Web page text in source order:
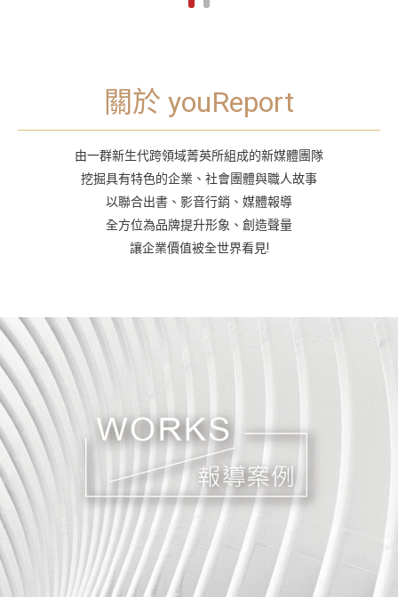
關於 youReport
由一群新生代跨領域菁英所組成的新媒體團隊
挖掘具有特色的企業、社會團體與職人故事
以聯合出書、影音行銷、媒體報導
全方位為品牌提升形象、創造聲量
讓企業價值被全世界看見!